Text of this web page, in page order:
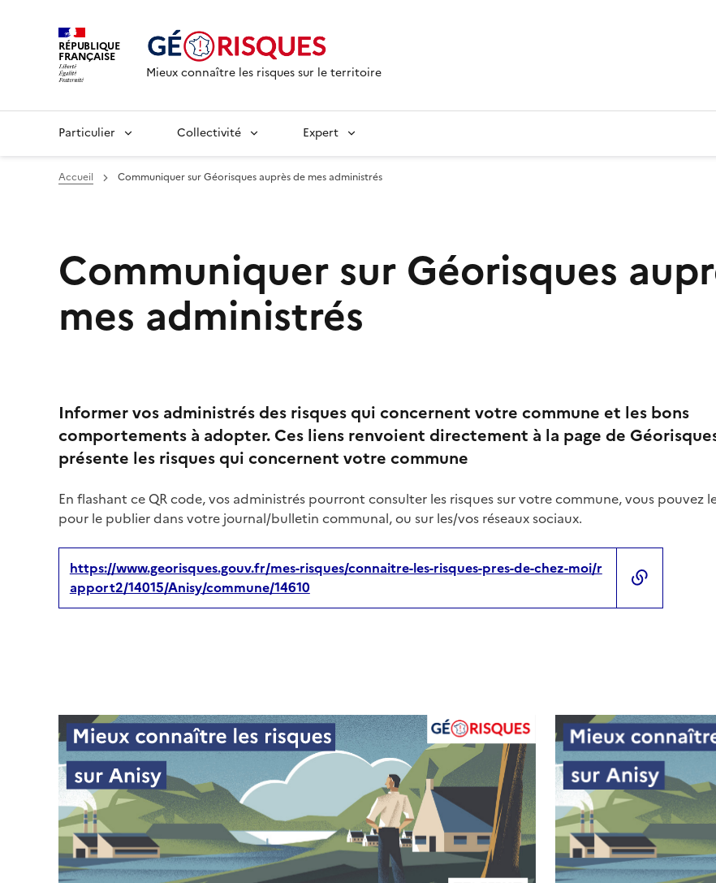
RÉPUBLIQUE
FRANÇAISE
Mieux connaître les risques sur le territoire
Particulier Collectivité Expert
Accueil Communiquer sur Géorisques auprès de mes administrés
Communiquer sur Géorisques
mes administrés
Informer vos administrés des risques qui concernent votre commune et les bons
comportements à adopter. Ces liens renvoient directement à la page de
présente les risques qui concernent votre commune
En flashant ce QR code, vos administrés pourront consulter les risques sur votre commune, vous pouvez
pour le publier dans votre journal/bulletin communal, ou sur les/vos réseaux sociaux.
https://www.georisques.gouv.fr/mes-risques/connaitre-les-risques-pres-de-chez-moi/r
apport2/14015/Anisy/commune/14610